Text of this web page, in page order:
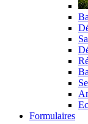
Formulaires